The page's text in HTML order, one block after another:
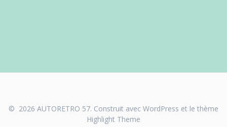
© 2026 AUTORETRO 57. Construit avec WordPress et le thème
Highlight Theme